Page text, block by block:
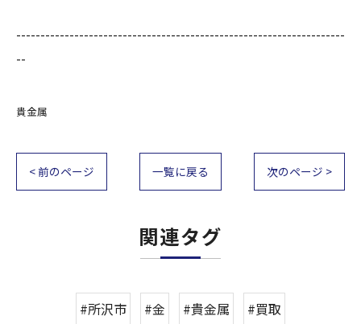
--------------------------------------------------------------------
--
貴金属
< 前のページ 一覧に戻る 次のページ >
関連タグ
#所沢市 #金 #貴金属 #買取